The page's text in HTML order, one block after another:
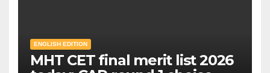
ENGLISH EDITION
MHT CET final merit list 2026